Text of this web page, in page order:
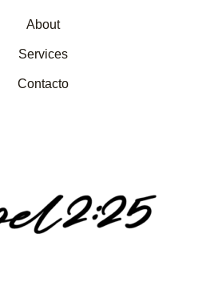
About
Services
Contacto